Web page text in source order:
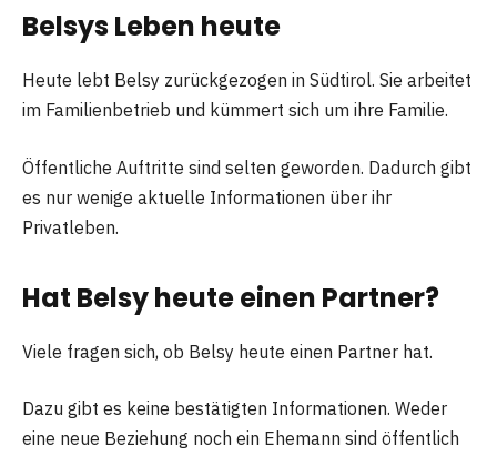
Belsys Leben heute
Heute lebt Belsy zurückgezogen in Südtirol. Sie arbeitet
im Familienbetrieb und kümmert sich um ihre Familie.
Öffentliche Auftritte sind selten geworden. Dadurch gibt
es nur wenige aktuelle Informationen über ihr
Privatleben.
Hat Belsy heute einen Partner?
Viele fragen sich, ob Belsy heute einen Partner hat.
Dazu gibt es keine bestätigten Informationen. Weder
eine neue Beziehung noch ein Ehemann sind öffentlich